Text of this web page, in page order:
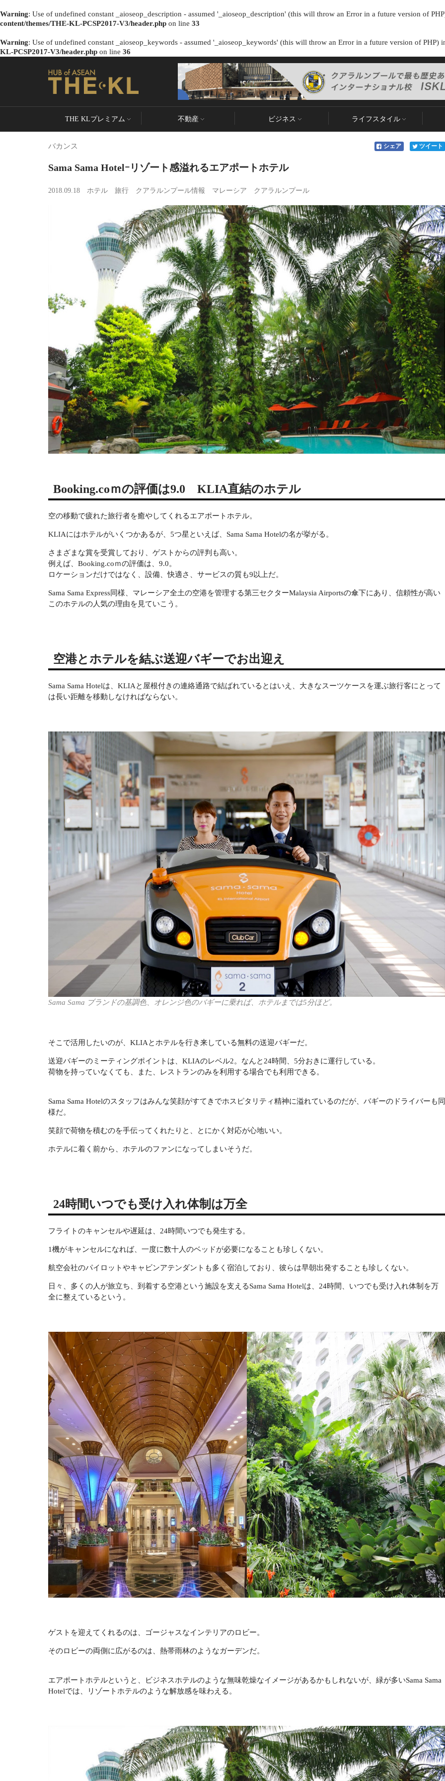
Warning: Use of undefined constant _aioseop_description - assumed '_aioseop_description' (this will throw an Error in a future version of
content/themes/THE-KL-PCSP2017-V3/header.php on line 33
Warning: Use of undefined constant _aioseop_keywords - assumed '_aioseop_keywords' (this will throw an Error in a future version of PHP)
KL-PCSP2017-V3/header.php on line 36
THE KLプレミアム 不動産 ビジネス ライフスタイル
バカンス シェア ツイート
Sama Sama Hotelｰリゾート感溢れるエアポートホテル
2018.09.18 ホテル 旅行 クアラルンプール情報 マレーシア クアラルンプール
Booking.coｍの評価は9.0 KLIA直結のホテル
空の移動で疲れた旅行者を癒やしてくれるエアポートホテル。
KLIAにはホテルがいくつかあるが、5つ星といえば、Sama Sama Hotelの名が挙がる。
さまざまな賞を受賞しており、ゲストからの評判も高い。
例えば、Booking.coｍの評価は、9.0。
ロケーションだけではなく、設備、快適さ、サービスの質も9以上だ。
Sama Sama Express同様、マレーシア全土の空港を管理する第三セクターMalaysia Airportsの傘下にあり、信頼性が高い
このホテルの人気の理由を見ていこう。
空港とホテルを結ぶ送迎バギーでお出迎え
Sama Sama Hotelは、KLIAと屋根付きの連絡通路で結ばれているとはいえ、大きなスーツケースを運ぶ旅行客にとって
は長い距離を移動しなければならない。
Sama Sama ブランドの基調色、オレンジ色のバギーに乗れば、ホテルまでは5分ほど。
そこで活用したいのが、KLIAとホテルを行き来している無料の送迎バギーだ。
送迎バギーのミーティングポイントは、KLIAのレベル2。なんと24時間、5分おきに運行している。
荷物を持っていなくても、また、レストランのみを利用する場合でも利用できる。
Sama Sama Hotelのスタッフはみんな笑顔がすてきでホスピタリティ精神に溢れているのだが、バギーのドライバーも同
様だ。
笑顔で荷物を積むのを手伝ってくれたりと、とにかく対応が心地いい。
ホテルに着く前から、ホテルのファンになってしまいそうだ。
24時間いつでも受け入れ体制は万全
フライトのキャンセルや遅延は、24時間いつでも発生する。
1機がキャンセルになれば、一度に数十人のベッドが必要になることも珍しくない。
航空会社のパイロットやキャビンアテンダントも多く宿泊しており、彼らは早朝出発することも珍しくない。
日々、多くの人が旅立ち、到着する空港という施設を支えるSama Sama Hotelは、24時間、いつでも受け入れ体制を万
全に整えているという。
ゲストを迎えてくれるのは、ゴージャスなインテリアのロビー。
そのロビーの両側に広がるのは、熱帯雨林のようなガーデンだ。
エアポートホテルというと、ビジネスホテルのような無味乾燥なイメージがあるかもしれないが、緑が多いSama Sama
Hotelでは、リゾートホテルのような解放感を味わえる。